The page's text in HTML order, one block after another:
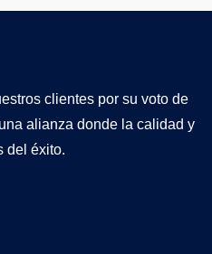
clientes por su voto de
alianza donde la calidad y
del éxito.